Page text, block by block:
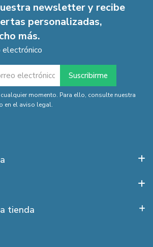
newsletter y recibe
personalizadas,
más.
electrónico
momento. Para ello, consulte nuestra
en el aviso legal.
tienda